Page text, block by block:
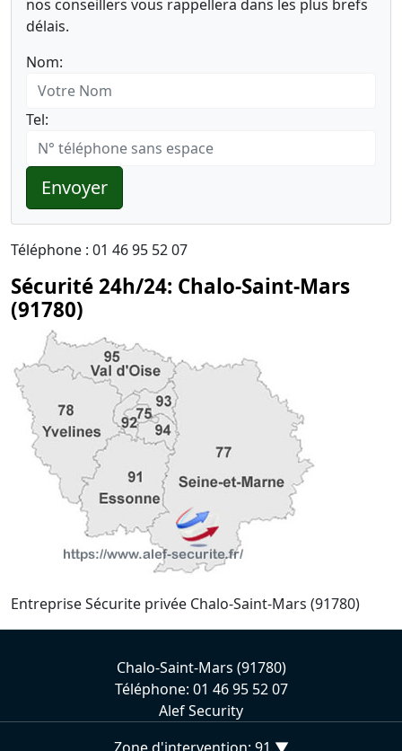
nos conseillers vous rappellera dans les plus brefs
délais.
Nom:
Tel:
Envoyer
Téléphone : 01 46 95 52 07
Sécurité 24h/24: Chalo-Saint-Mars
(91780)
Entreprise Sécurite privée Chalo-Saint-Mars (91780)
Chalo-Saint-Mars (91780)
Téléphone: 01 46 95 52 07
Alef Security